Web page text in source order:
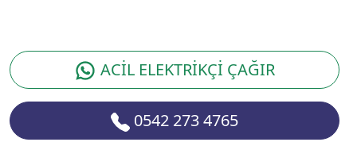
ACİL ELEKTRİKÇİ ÇAĞIR
0542 273 4765